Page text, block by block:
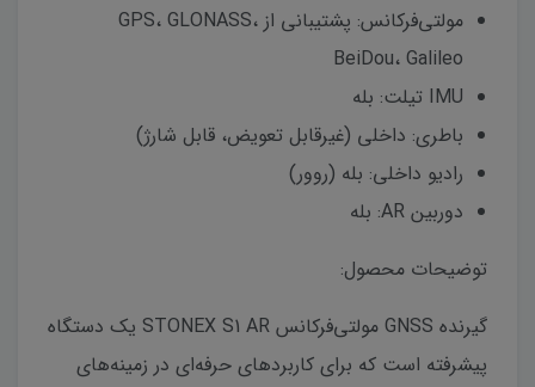
مولتی‌فرکانس: پشتیبانی از GPS، GLONASS،
BeiDou، Galileo
IMU تیلت: بله
باطری: داخلی (غیرقابل تعویض، قابل شارژ)
رادیو داخلی: بله (روور)
دوربین AR: بله
توضیحات محصول:
گیرنده GNSS مولتی‌فرکانس STONEX S1 AR یک دستگاه
پیشرفته است که برای کاربردهای حرفه‌ای در زمینه‌های